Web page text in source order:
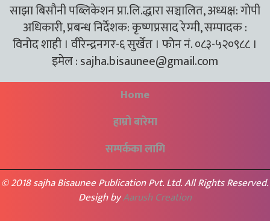
साझा बिसौनी पब्लिकेशन प्रा.लि.द्धारा सञ्चालित, अध्यक्ष: गोपी
अधिकारी, प्रबन्ध निर्देशक: कृष्णप्रसाद रेग्मी, सम्पादक :
विनोद शाही । वीरेन्द्रनगर-६ सुर्खेत । फोन नं. ०८३-५२०९८८ ।
इमेल :sajha.bisaunee@gmail.com
Home
हाम्रो बारेमा
सम्पर्कका लागि
© 2018 sajha Bisaunee Publication Pvt. Ltd. All Rights Reserved.
Desigh byAarush Creation